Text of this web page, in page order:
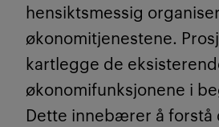
hensiktsmessig
økonomitjenestene.
kartlegge de
økonomifunksjonene i
Dette innebærer å forstå